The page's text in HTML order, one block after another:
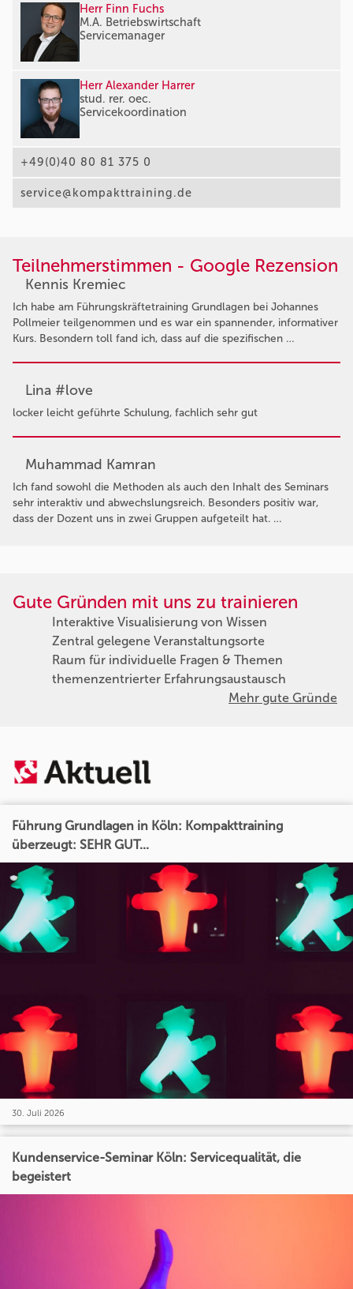
Herr Finn Fuchs
M.A. Betriebswirtschaft
Servicemanager
Herr Alexander Harrer
stud. rer. oec.
Servicekoordination
+49(0)40 80 81 375 0
service@kompakttraining.de
Teilnehmerstimmen - Google Rezension
Kennis Kremiec
Ich habe am Führungskräftetraining Grundlagen bei Johannes
Pollmeier teilgenommen und es war ein spannender, informativer
Kurs. Besondern toll fand ich, dass auf die spezifischen …
Lina #love
locker leicht geführte Schulung, fachlich sehr gut
Muhammad Kamran
Ich fand sowohl die Methoden als auch den Inhalt des Seminars
sehr interaktiv und abwechslungsreich. Besonders positiv war,
dass der Dozent uns in zwei Gruppen aufgeteilt hat. …
Gute Gründen mit uns zu trainieren
Interaktive Visualisierung von Wissen
Zentral gelegene Veranstaltungsorte
Raum für individuelle Fragen & Themen
themenzentrierter Erfahrungsaustausch
Mehr gute Gründe
Führung Grundlagen in Köln: Kompakttraining
überzeugt: SEHR GUT...
30. Juli 2026
Kundenservice-Seminar Köln: Servicequalität, die
begeistert